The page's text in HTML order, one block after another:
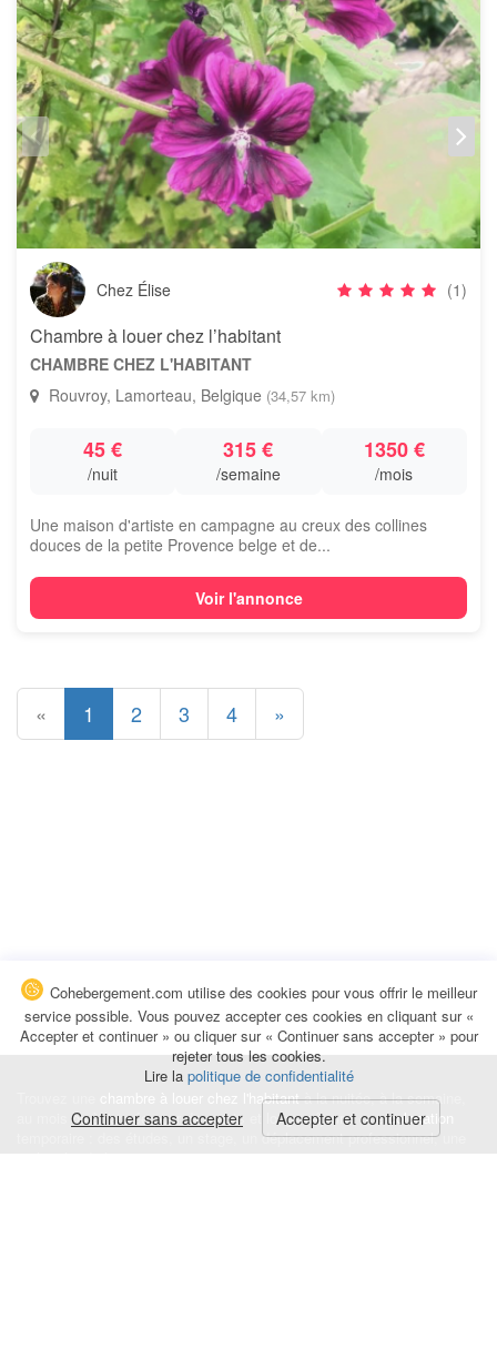
Chez Élise (1)
Chambre à louer chez l’habitant
CHAMBRE CHEZ L'HABITANT
Rouvroy, Lamorteau, Belgique (34,57 km)
45 €
/nuit
315 €
/semaine
1350 €
/mois
Une maison d'artiste en campagne au creux des collines
douces de la petite Provence belge et de...
Voir l'annonce
« 1 2 3 4 »
chambre à louer chez l'habitantà la nuitée, à la semaine,
au mois ou à l'année pour de courts et longs séjours, unecolocation
temporaire : des études, un stage, un déplacement professionnel, une
Cohebergement.com utilise des cookies pour vous offrir le meilleur
service possible. Vous pouvez accepter ces cookies en cliquant sur «
Accepter et continuer » ou cliquer sur « Continuer sans accepter » pour
rejeter tous les cookies.
Lire la politique de confidentialité
Continuer sans accepter Accepter et continuer